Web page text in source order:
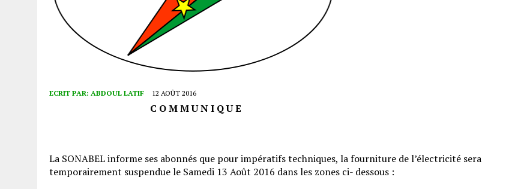
ECRIT PAR: ABDOUL LATIF 12 AOÛT 2016
C O M M U N I Q U E
La SONABEL informe ses abonnés que pour impératifs techniques, la fourniture de l’électricité sera
temporairement suspendue le Samedi 13 Août 2016 dans les zones ci- dessous :